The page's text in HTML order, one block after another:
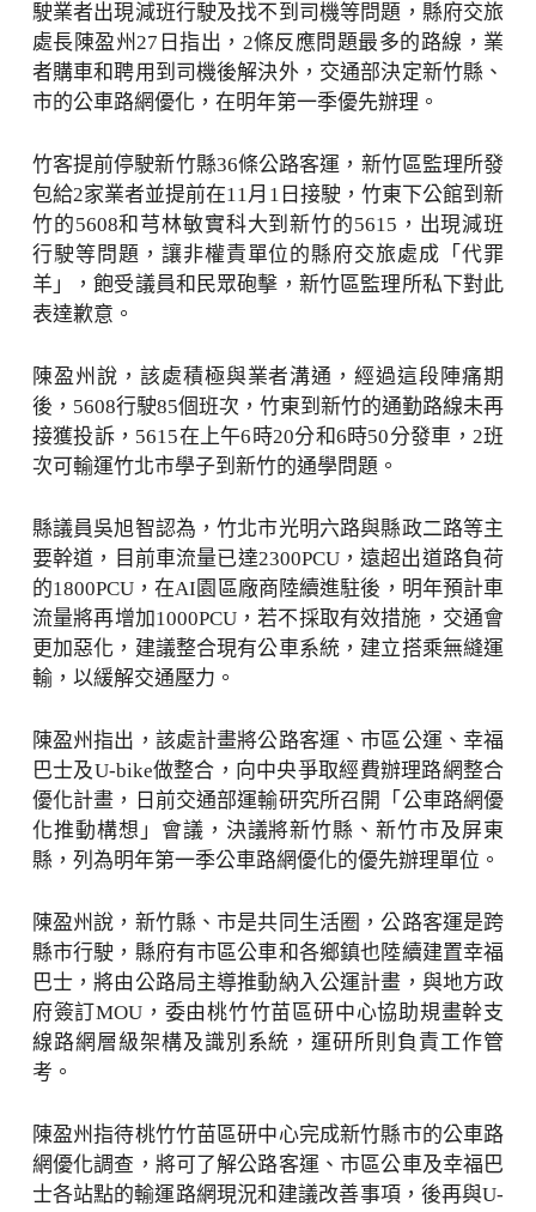
駛業者出現減班行駛及找不到司機等問題，縣府交旅
處長陳盈州27日指出，2條反應問題最多的路線，業
者購車和聘用到司機後解決外，交通部決定新竹縣、
市的公車路網優化，在明年第一季優先辦理。
竹客提前停駛新竹縣36條公路客運，新竹區監理所發
包給2家業者並提前在11月1日接駛，竹東下公館到新
竹的5608和芎林敏實科大到新竹的5615，出現減班
行駛等問題，讓非權責單位的縣府交旅處成「代罪
羊」，飽受議員和民眾砲擊，新竹區監理所私下對此
表達歉意。
陳盈州說，該處積極與業者溝通，經過這段陣痛期
後，5608行駛85個班次，竹東到新竹的通勤路線未再
接獲投訴，5615在上午6時20分和6時50分發車，2班
次可輸運竹北市學子到新竹的通學問題。
縣議員吳旭智認為，竹北市光明六路與縣政二路等主
要幹道，目前車流量已達2300PCU，遠超出道路負荷
的1800PCU，在AI園區廠商陸續進駐後，明年預計車
流量將再增加1000PCU，若不採取有效措施，交通會
更加惡化，建議整合現有公車系統，建立搭乘無縫運
輸，以緩解交通壓力。
陳盈州指出，該處計畫將公路客運、市區公運、幸福
巴士及U-bike做整合，向中央爭取經費辦理路網整合
優化計畫，日前交通部運輸研究所召開「公車路網優
化推動構想」會議，決議將新竹縣、新竹市及屏東
縣，列為明年第一季公車路網優化的優先辦理單位。
陳盈州說，新竹縣、市是共同生活圈，公路客運是跨
縣市行駛，縣府有市區公車和各鄉鎮也陸續建置幸福
巴士，將由公路局主導推動納入公運計畫，與地方政
府簽訂MOU，委由桃竹竹苗區研中心協助規畫幹支
線路網層級架構及識別系統，運研所則負責工作管
考。
陳盈州指待桃竹竹苗區研中心完成新竹縣市的公車路
網優化調查，將可了解公路客運、市區公車及幸福巴
士各站點的輸運路網現況和建議改善事項，後再與U-